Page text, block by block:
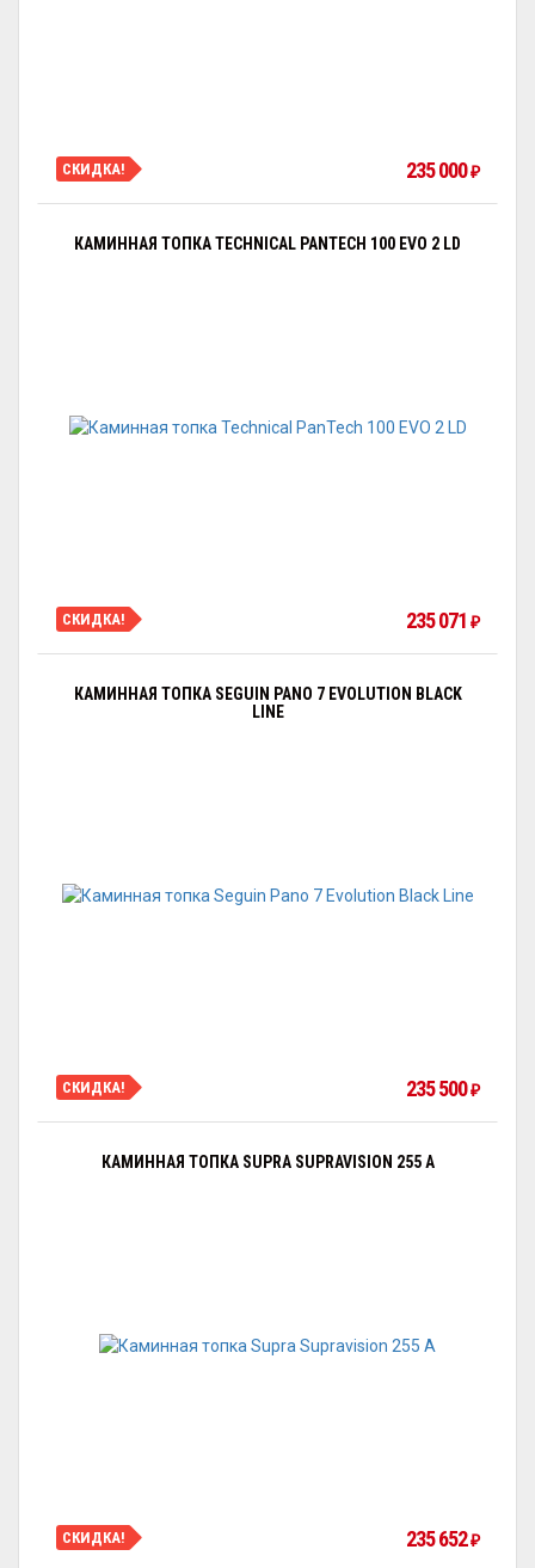
СКИДКА! 235 000 ₽
КАМИННАЯ ТОПКА TECHNICAL PANTECH 100 EVO 2 LD
СКИДКА! 235 071 ₽
КАМИННАЯ ТОПКА SEGUIN PANO 7 EVOLUTION BLACK
LINE
СКИДКА! 235 500 ₽
КАМИННАЯ ТОПКА SUPRA SUPRAVISION 255 A
СКИДКА! 235 652 ₽